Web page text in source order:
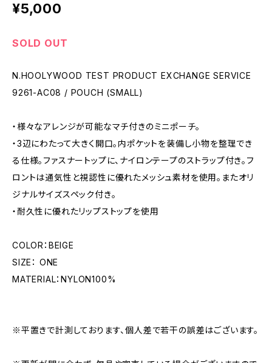
¥5,000
SOLD OUT
N.HOOLYWOOD TEST PRODUCT EXCHANGE SERVICE
9261-AC08 / POUCH (SMALL)
・様々なアレンジが可能なマチ付きのミニポーチ。
・3辺にわたって大きく開口。内ポケットを装備し小物を整理でき
る仕様。ファスナートップに、ナイロンテープのストラップ付き。フ
ロントは通気性と視認性に優れたメッシュ素材を使用。またオリ
ジナルサイズスペック付き。
・耐久性に優れたリップストップを使用
COLOR：BEIGE
SIZE： ONE
MATERIAL：NYLON100%
※平置きで計測しております、個人差で若干の誤差はございます。